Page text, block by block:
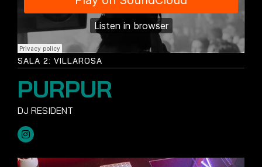
SALA 2: VILLAROSA
PURPUR